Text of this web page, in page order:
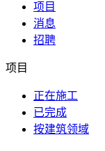
项目
消息
招聘
项目
正在施工
已完成
按建筑领域